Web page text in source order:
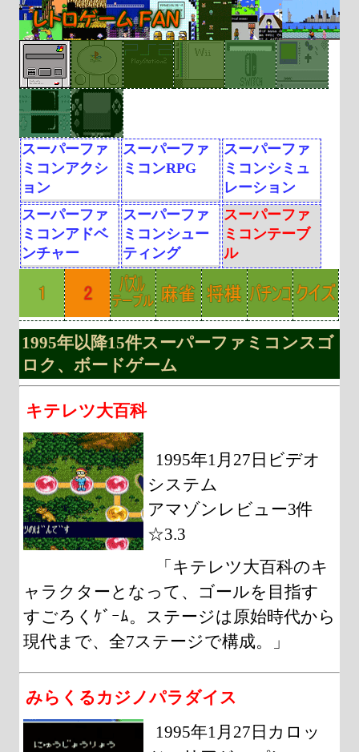
スーパーファ
ミコンアクシ
ョン
スーパーファ
ミコンRPG
スーパーファ
ミコンシミュ
レーション
スーパーファ
ミコンアドベ
ンチャー
スーパーファ
ミコンシュー
ティング
スーパーファ
ミコンテーブ
ル
1995年以降15件スーパーファミコンスゴ
ロク、ボードゲーム
キテレツ大百科
1995年1月27日ビデオ
システム
アマゾンレビュー3件
☆3.3
「キテレツ大百科のキ
ャラクターとなって、ゴールを目指す
すごろくｹﾞｰﾑ。ステージは原始時代から
現代まで、全7ステージで構成。」
みらくるカジノパラダイス
1995年1月27日カロッ